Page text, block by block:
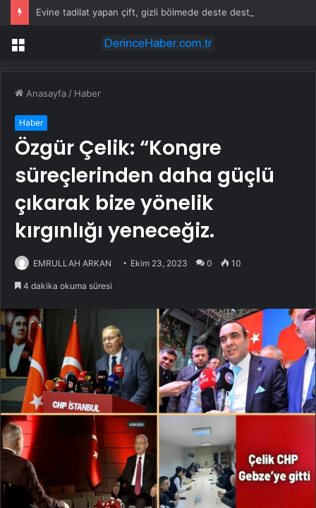
Menü
Anasayfa / Haber
Haber
Özgür Çelik: “Kongre
süreçlerinden daha güçlü
çıkarak bize yönelik
kırgınlığı yeneceğiz.
EMRULLAH ARKAN Ekim 23, 2023 0 10
4 dakika okuma süresi